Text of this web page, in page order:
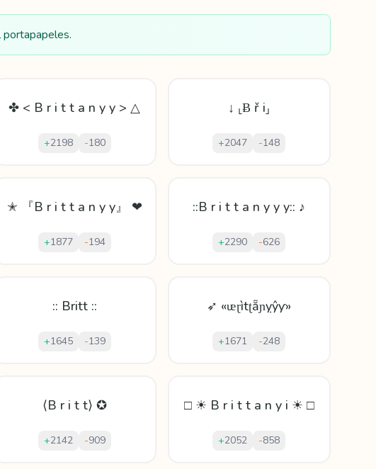
portapapeles.
✤ < B r i t t a n y y > △
+2198 -180
↓ ⸤Ƀ ř i⸥
+2047 -148
✭ 『B r i t t a n y y』 ❤
+1877 -194
::B r i t t a n y y y:: ♪
+2290 -626
:: Britt ::
+1645 -139
➶ «ᵫɽìtʈẵɲỵŷƴ»
+1671 -248
⟨B r i t t⟩ ✪
+2142 -909
□ ☀ B r i t t a n y i ☀ □
+2052 -858